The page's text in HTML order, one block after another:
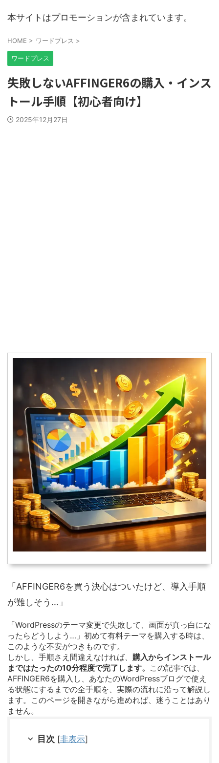
本サイトはプロモーションが含まれています。
HOME > ワードプレス >
ワードプレス
失敗しないAFFINGER6の購入・インス
トール手順【初心者向け】
2025年12月27日
「AFFINGER6を買う決心はついたけど、導入手順
が難しそう…」
「WordPressのテーマ変更で失敗して、画面が真っ白にな
ったらどうしよう…」初めて有料テーマを購入する時は、
このような不安がつきものです。
しかし、手順さえ間違えなければ、 購入からインストール
まではたったの10分程度で完了します。 この記事では、
AFFINGER6を購入し、あなたのWordPressブログで使え
る状態にするまでの全手順を、実際の流れに沿って解説し
ます。このページを開きながら進めれば、迷うことはあり
ません。
目次 [非表示]